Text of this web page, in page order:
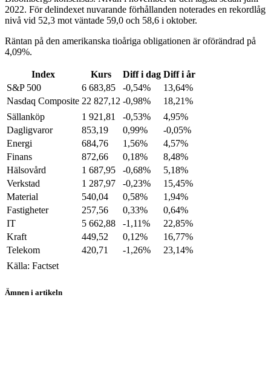
2022. För delindexet nuvarande förhållanden noterades en rekordlåg
nivå vid 52,3 mot väntade 59,0 och 58,6 i oktober.
Räntan på den amerikanska tioåriga obligationen är oförändrad på
4,09%.
Index Kurs Diff i dag Diff i år
S&P 500
6 683,85 -0,54%
13,64%
Nasdaq Composite 22 827,12 -0,98%
18,21%
Sällanköp
1 921,81 -0,53%
4,95%
Dagligvaror
853,19 0,99%
-0,05%
Energi
684,76 1,56%
4,57%
Finans
872,66 0,18%
8,48%
Hälsovård
1 687,95 -0,68%
5,18%
Verkstad
1 287,97 -0,23%
15,45%
Material
540,04 0,58%
1,94%
Fastigheter
257,56 0,33%
0,64%
IT
5 662,88 -1,11%
22,85%
Kraft
449,52 0,12%
16,77%
Telekom
420,71 -1,26%
23,14%
Källa: Factset
Ämnen i artikeln